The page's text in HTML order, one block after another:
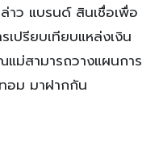
าว แบรนด์ สินเชื่อเพื่อ
ปรียบเทียบแหล่งเงิน
ม่สามารถวางแผนการ
อม มาฝากกัน